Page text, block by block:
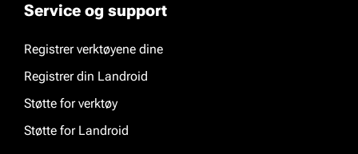
Service og support
Registrer verktøyene dine
Registrer din Landroid
Støtte for verktøy
Støtte for Landroid